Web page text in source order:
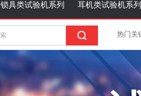
锁具类试验机系列 耳机类试验机系列
热门关